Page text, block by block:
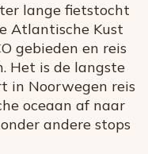
lange fietstocht
Atlantische Kust
gebieden en reis
Het is de langste
in Noorwegen reis
oceaan af naar
andere stops